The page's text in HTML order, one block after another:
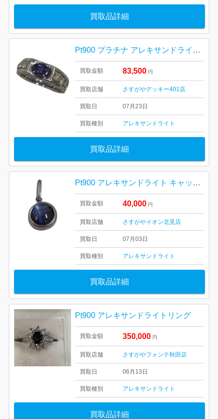
買取品詳細
Pt900 プラチナ アレキサンドライト リング
買取金額 83,500 円
買取店舗 さすがやデッキー401店
買取日 07月23日
買取種別 アレキサンドライト
買取品詳細
Pt900 アレキサンドライト キャッツアイ ネックレストップ
買取金額 40,000 円
買取店舗 さすがやイオン北見店
買取日 07月03日
買取種別 アレキサンドライト
買取品詳細
Pt900 アレキサンドライトリング
買取金額 350,000 円
買取店舗 さすがやフォンテ秋田店
買取日 06月13日
買取種別 アレキサンドライト
買取品詳細